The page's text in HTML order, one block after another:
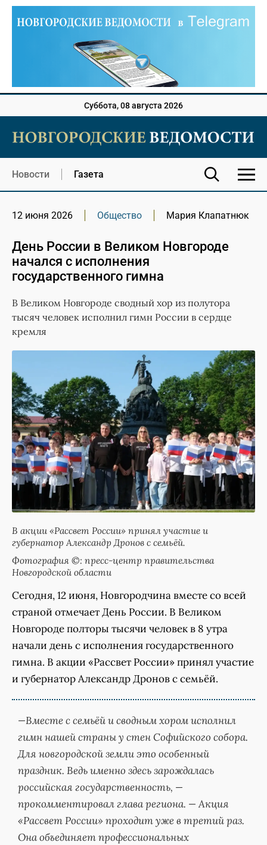
Суббота, 08 августа 2026
Новости Газета
12 июня 2026 Общество Мария Клапатнюк
День России в Великом Новгороде
начался с исполнения
государственного гимна
В Великом Новгороде сводный хор из полутора
тысяч человек исполнил гимн России в сердце
кремля
В акции «Рассвет России» принял участие и
губернатор Александр Дронов с семьёй.
Фотография ©: пресс-центр правительства
Новгородской области
Сегодня, 12 июня, Новгородчина вместе со всей
страной отмечает День России. В Великом
Новгороде полторы тысячи человек в 8 утра
начали день с исполнения государственного
гимна. В акции «Рассвет России» принял участие
и губернатор Александр Дронов с семьёй.
—Вместе с семьёй и сводным хором исполнил
гимн нашей страны у стен Софийского собора.
Для новгородской земли это особенный
праздник. Ведь именно здесь зарождалась
российская государственность, —
прокомментировал глава региона. — Акция
«Рассвет России» проходит уже в третий раз.
Она объединяет профессиональных